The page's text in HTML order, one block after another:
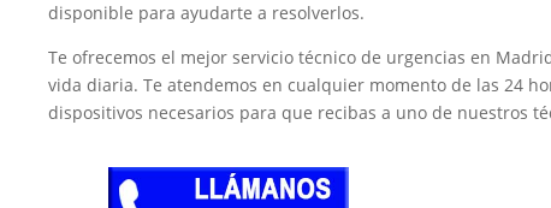
disponible para ayudarte a resolverlos.
Te ofrecemos el mejor servicio técnico de urgencias en
vida diaria. Te atendemos en cualquier momento de las 24
dispositivos necesarios para que recibas a uno de nuestros